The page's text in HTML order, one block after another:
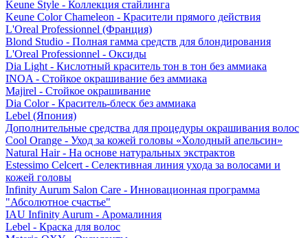
Keune Style - Коллекция стайлинга
Keune Color Chameleon - Красители прямого действия
L'Oreal Professionnel (Франция)
Blond Studio - Полная гамма средств для блондирования
L'Oreal Professionnel - Оксиды
Dia Light - Кислотный краситель тон в тон без аммиака
INOA - Стойкое окрашивание без аммиака
Majirel - Стойкое окрашивание
Dia Color - Краситель-блеск без аммиака
Lebel (Япония)
Дополнительные средства для процедуры окрашивания волос
Cool Orange - Уход за кожей головы «Холодный апельсин»
Natural Hair - На основе натуральных экстрактов
Estessimo Celcert - Селективная линия ухода за волосами и
кожей головы
Infinity Aurum Salon Care - Инновационная программа
"Абсолютное счастье"
IAU Infinity Aurum - Аромалиния
Lebel - Краска для волос